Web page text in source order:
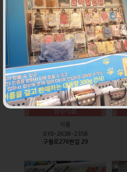
식품
010-9528-3759
구월로276번길 17
장수식품
식품
010-2638-2358
구월로276번길 29